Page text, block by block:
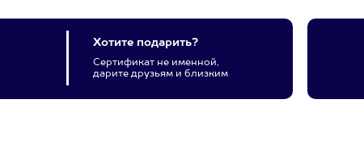
Хотите подарить?
Сертификат не именной,
дарите друзьям и близким